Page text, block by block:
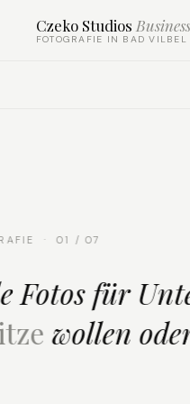
Czeko Studios
FOTOGRAFIE IN BAD VILBEL
CZEKO STUDIOS
unser